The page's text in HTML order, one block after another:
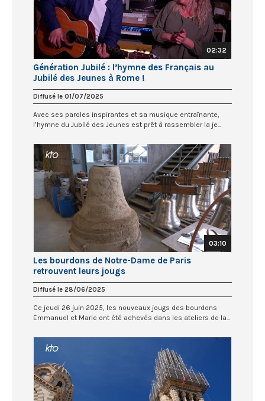
02:32
Génération Jubilé : l’hymne des Français au
Jubilé des Jeunes à Rome !
Diffusé le 01/07/2025
Avec ses paroles inspirantes et sa musique entraînante,
l’hymne du Jubilé des Jeunes est prêt à rassembler la je...
03:10
Les bourdons de Notre-Dame de Paris
retrouvent leurs jougs
Diffusé le 28/06/2025
Ce jeudi 26 juin 2025, les nouveaux jougs des bourdons
Emmanuel et Marie ont été achevés dans les ateliers de la...